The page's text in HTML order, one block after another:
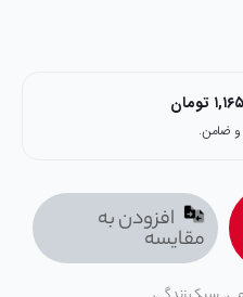
تومان
افزودن به
مقایسه